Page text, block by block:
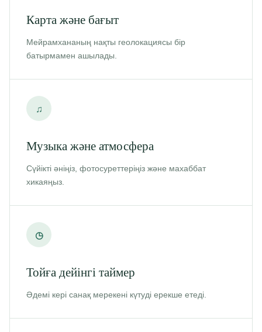
Карта және бағыт
Мейрамхананың нақты геолокациясы бір
батырмамен ашылады.
♫
Музыка және атмосфера
Сүйікті әніңіз, фотосуреттеріңіз және махаббат
хикаяңыз.
◷
Тойға дейінгі таймер
Әдемі кері санақ мерекені күтуді ерекше етеді.